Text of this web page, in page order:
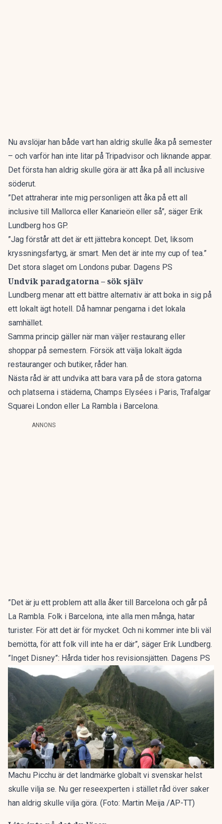
Nu avslöjar han både vart han aldrig skulle åka på semester
– och varför han inte litar på Tripadvisor och liknande appar.
Det första han aldrig skulle göra är att åka på all inclusive
söderut.
”Det attraherar inte mig personligen att åka på ett all
inclusive till Mallorca eller Kanarieön eller så”, säger Erik
Lundberg hos GP.
”Jag förstår att det är ett jättebra koncept. Det, liksom
kryssningsfartyg, är smart. Men det är inte my cup of tea.”
Det stora slaget om Londons pubar. Dagens PS
Undvik paradgatorna – sök själv
Lundberg menar att ett bättre alternativ är att boka in sig på
ett lokalt ägt hotell. Då hamnar pengarna i det lokala
samhället.
Samma princip gäller när man väljer restaurang eller
shoppar på semestern. Försök att välja lokalt ägda
restauranger och butiker, råder han.
Nästa råd är att undvika att bara vara på de stora gatorna
och platserna i städerna, Champs Elysées i Paris, Trafalgar
Squarei London eller La Rambla i Barcelona.
ANNONS
”Det är ju ett problem att alla åker till Barcelona och går på
La Rambla. Folk i Barcelona, inte alla men många, hatar
turister. För att det är för mycket. Och ni kommer inte bli väl
bemötta, för att folk vill inte ha er där”, säger Erik Lundberg.
”Inget Disney”: Hårda tider hos revisionsjätten. Dagens PS
Machu Picchu är det landmärke globalt vi svenskar helst
skulle vilja se. Nu ger reseexperten i stället råd över saker
han aldrig skulle vilja göra. (Foto: Martin Meija /AP-TT)